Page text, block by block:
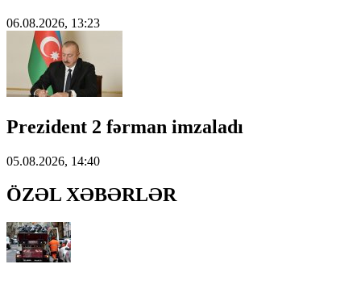
06.08.2026, 13:23
Prezident 2 fərman imzaladı
05.08.2026, 14:40
ÖZƏL XƏBƏRLƏR